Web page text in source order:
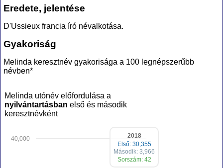
Eredete, jelentése
D'Ussieux francia író névalkotása.
Gyakoriság
Melinda keresztnév gyakorisága a 100 legnépszerűbb
névben*
Melinda utónév előfordulása a
nyilvántartásban első és második
keresztnévként
40,000
2018
Első: 30,355
Második: 3,966
Sorszám: 42